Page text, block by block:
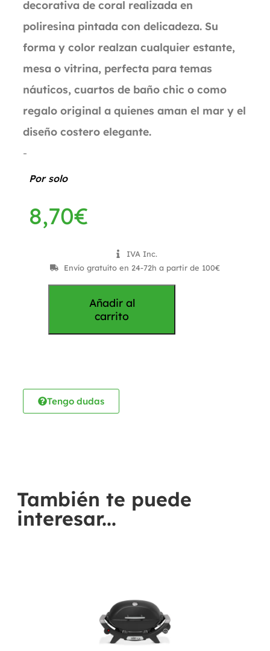
decorativa de coral realizada en
poliresina pintada con delicadeza. Su
forma y color realzan cualquier estante,
mesa o vitrina, perfecta para temas
náuticos, cuartos de baño chic o como
regalo original a quienes aman el mar y el
diseño costero elegante.
-
Por solo
8,70€
IVA Inc.
Envío gratuíto en 24-72h a partir de 100€
Añadir al
carrito
Tengo dudas
También te puede
interesar...